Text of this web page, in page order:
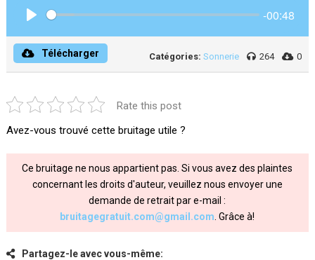
-00:48
Télécharger Catégories: Sonnerie 264 0
Rate this post
Avez-vous trouvé cette bruitage utile ?
Ce bruitage ne nous appartient pas. Si vous avez des plaintes
concernant les droits d'auteur, veuillez nous envoyer une
demande de retrait par e-mail :
bruitagegratuit.com@gmail.com . Grâce à!
Partagez-le avec vous-même: